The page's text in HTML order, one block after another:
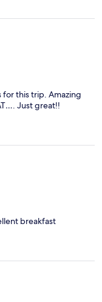
this trip. Amazing
Just great!!
breakfast